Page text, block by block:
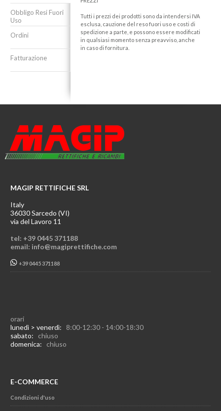
Obbligo Resi Fuori
Uso
Ordini
Fatturazione
Tutti i prezzi dei prodotti sono da intendersi IVA
esclusa, cauzione del reso fuori uso e costi di
spedizione a parte, e possono essere modificati
in qualsiasi momento senza preavviso, anche
in caso di fornitura.
MAGIP RETTIFICHE SRL
Italy
36030 Sarcedo (VI)
via del Lavoro 11
tel: +39 0445 371188
email: info@magiprettifiche.com
+39 0445 371188
orari
lunedì > venerdì: 8:00-12:30 - 14:00-18:30
sabato: chiuso
domenica: chiuso
E-COMMERCE
Condizioni d'uso